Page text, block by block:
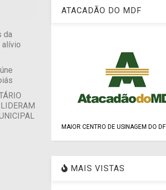
da
alívio
ATACADÃO DO MDF
MAIOR CENTRO DE USINAGEM DO DF
MAIS VISTAS